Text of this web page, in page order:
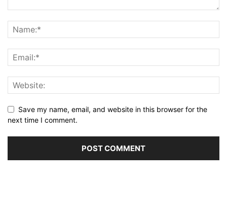
Save my name, email, and website in this browser for the
next time I comment.